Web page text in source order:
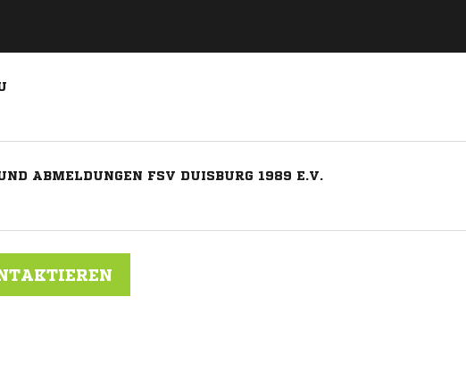
ABMELDUNGEN FSV DUISBURG 1989 E.V.